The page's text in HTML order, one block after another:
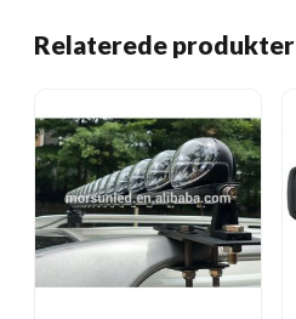
Relaterede produkter